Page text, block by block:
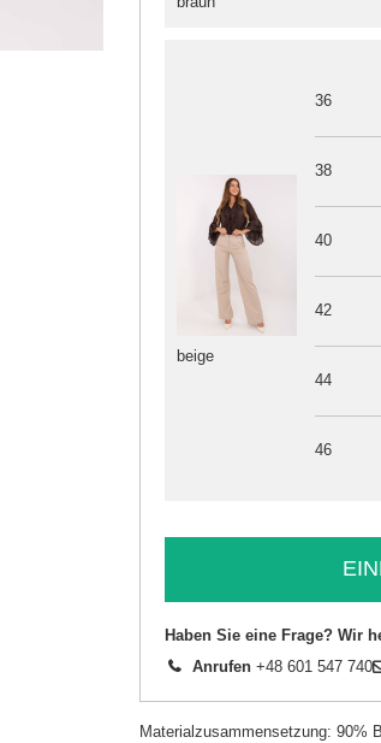
beige
36
38
40
42
44
46
Haben Sie eine Frage? Wir
Anrufen +48 601 547 740
Materialzusammensetzung: 90%